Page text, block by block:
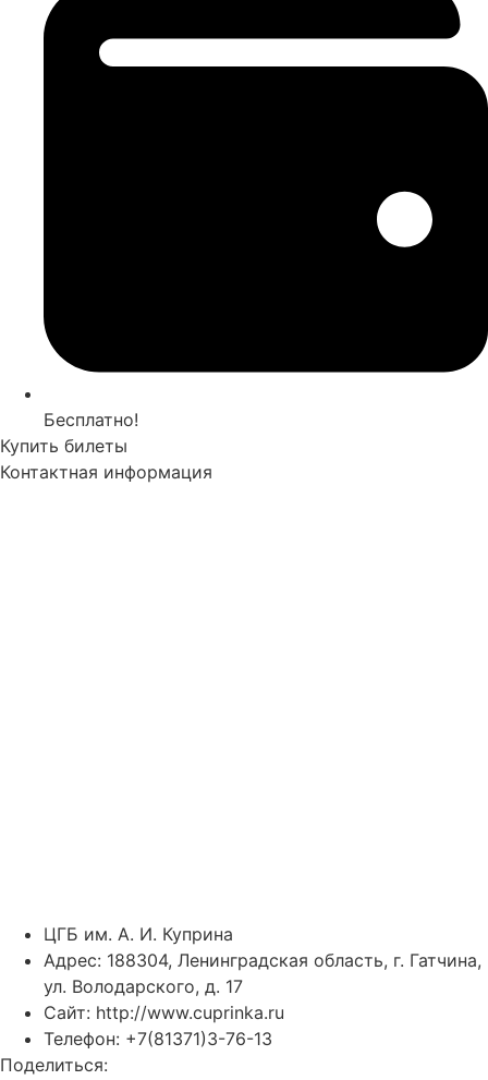
Бесплатно!
Купить билеты
Контактная информация
ЦГБ им. А. И. Куприна
Адрес: 188304, Ленинградская область, г. Гатчина,
ул. Володарского, д. 17
Сайт: http://www.cuprinka.ru
Телефон: +7(81371)3-76-13
Поделиться: